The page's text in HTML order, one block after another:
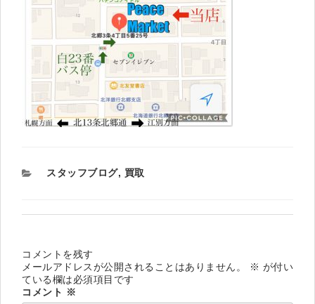
カ
スタッフブログ, 買取
コメントを残す
メールアドレスが公開されることはありません。
※ が付い
ている欄は必須項目です
コメント ※